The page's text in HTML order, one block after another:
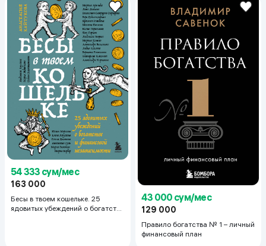
54 333 сум/мес
163 000
Бесы в твоем кошельке. 25
ядовитых убеждений о богатстве
43 000 сум/мес
129 000
Правило богатства № 1 – личный
финансовый план